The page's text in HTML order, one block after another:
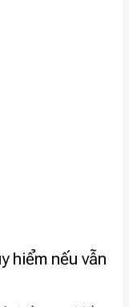
hiểm nếu vẫn